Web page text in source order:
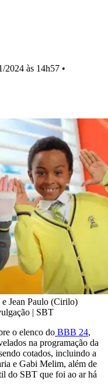
2024 às 14h57 •
Jean Paulo (Cirilo)
| SBT
o elenco do BBB 24,
na programação da
cotados, incluindo a
e Gabi Melim, além de
do SBT que foi ao ar há